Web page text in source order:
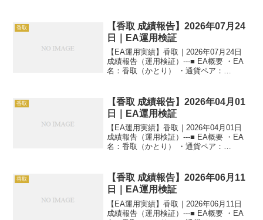
稼働 ---■ 本日の運用成績...
香取
【香取 成績報告】2026年07月24
日｜EA運用検証
【EA運用実績】香取｜2026年07月24日
成績報告（運用検証）---■ EA概要 ・EA
名：香取（かとり） ・通貨ペア：
稼働 ---■ 本日の運用成績...
香取
【香取 成績報告】2026年04月01
日｜EA運用検証
【EA運用実績】香取｜2026年04月01日
成績報告（運用検証）---■ EA概要 ・EA
名：香取（かとり） ・通貨ペア：
稼働 ---■ 本日の運用成績...
香取
【香取 成績報告】2026年06月11
日｜EA運用検証
【EA運用実績】香取｜2026年06月11日
成績報告（運用検証）---■ EA概要 ・EA